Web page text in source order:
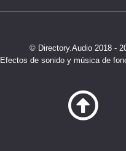
© Directory.Audio 2018 -
Efectos de sonido y música de